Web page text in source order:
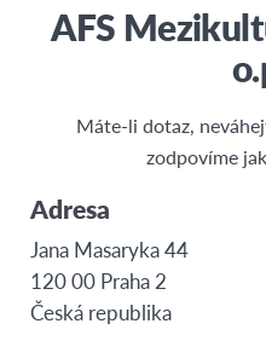
AFS
Máte-li dotaz,
zodpovíme
Adresa
Jana Masaryka 44
120 00 Praha 2
Česká republika